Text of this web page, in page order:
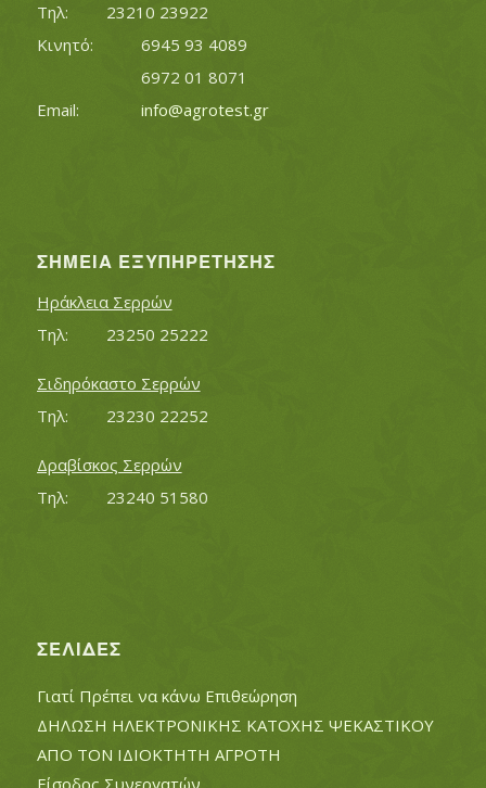
Τηλ:		23210 23922
Κινητό:		6945 93 4089
			6972 01 8071
info@agrotest.gr
ΣΗΜΕΊΑ ΕΞΥΠΗΡΈΤΗΣΗΣ
Ηράκλεια Σερρών
Τηλ:		23250 25222
Σιδηρόκαστο Σερρών
Τηλ:		23230 22252
Δραβίσκος Σερρών
Τηλ:		23240 51580
ΣΕΛΊΔΕΣ
Γιατί Πρέπει να κάνω Επιθεώρηση
ΔΗΛΩΣΗ ΗΛΕΚΤΡΟΝΙΚΗΣ ΚΑΤΟΧΗΣ ΨΕΚΑΣΤΙΚΟΥ
ΑΠΟ ΤΟΝ ΙΔΙΟΚΤΗΤΗ ΑΓΡΟΤΗ